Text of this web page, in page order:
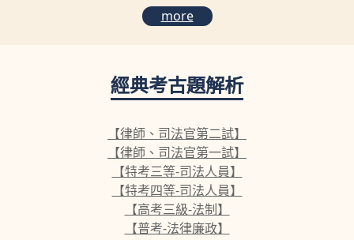
經典考古題解析
【律師、司法官第二試】
【律師、司法官第一試】
【特考三等-司法人員】
【特考四等-司法人員】
【高考三級-法制】
【普考-法律廉政】
more